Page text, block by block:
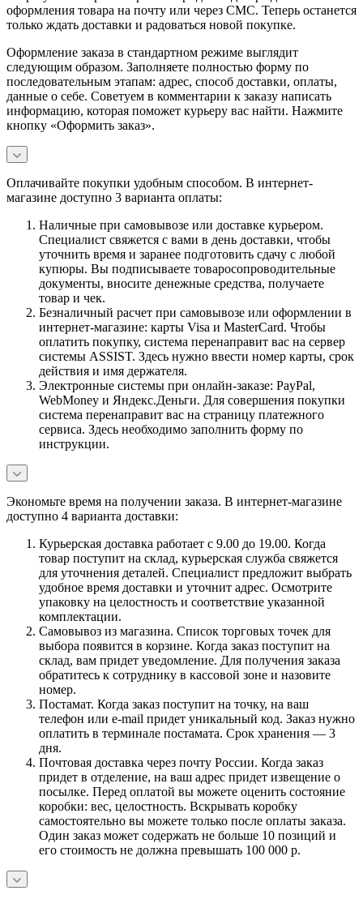
оформления товара на почту или через СМС. Теперь останется
только ждать доставки и радоваться новой покупке.
Оформление заказа в стандартном режиме выглядит
следующим образом. Заполняете полностью форму по
последовательным этапам: адрес, способ доставки, оплаты,
данные о себе. Советуем в комментарии к заказу написать
информацию, которая поможет курьеру вас найти. Нажмите
кнопку «Оформить заказ».
Оплачивайте покупки удобным способом. В интернет-
магазине доступно 3 варианта оплаты:
Наличные при самовывозе или доставке курьером.
Специалист свяжется с вами в день доставки, чтобы
уточнить время и заранее подготовить сдачу с любой
купюры. Вы подписываете товаросопроводительные
документы, вносите денежные средства, получаете
товар и чек.
Безналичный расчет при самовывозе или оформлении в
интернет-магазине: карты Visa и MasterCard. Чтобы
оплатить покупку, система перенаправит вас на сервер
системы ASSIST. Здесь нужно ввести номер карты, срок
действия и имя держателя.
Электронные системы при онлайн-заказе: PayPal,
WebMoney и Яндекс.Деньги. Для совершения покупки
система перенаправит вас на страницу платежного
сервиса. Здесь необходимо заполнить форму по
инструкции.
Экономьте время на получении заказа. В интернет-магазине
доступно 4 варианта доставки:
Курьерская доставка работает с 9.00 до 19.00. Когда
товар поступит на склад, курьерская служба свяжется
для уточнения деталей. Специалист предложит выбрать
удобное время доставки и уточнит адрес. Осмотрите
упаковку на целостность и соответствие указанной
комплектации.
Самовывоз из магазина. Список торговых точек для
выбора появится в корзине. Когда заказ поступит на
склад, вам придет уведомление. Для получения заказа
обратитесь к сотруднику в кассовой зоне и назовите
номер.
Постамат. Когда заказ поступит на точку, на ваш
телефон или e-mail придет уникальный код. Заказ нужно
оплатить в терминале постамата. Срок хранения — 3
дня.
Почтовая доставка через почту России. Когда заказ
придет в отделение, на ваш адрес придет извещение о
посылке. Перед оплатой вы можете оценить состояние
коробки: вес, целостность. Вскрывать коробку
самостоятельно вы можете только после оплаты заказа.
Один заказ может содержать не больше 10 позиций и
его стоимость не должна превышать 100 000 р.